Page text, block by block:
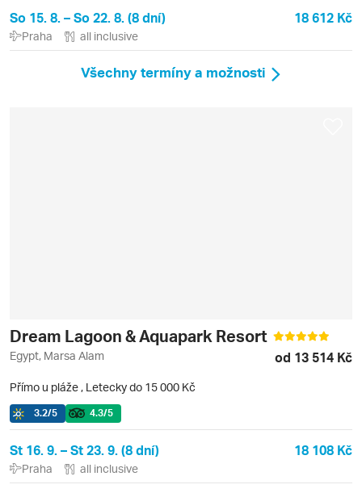
So 15. 8. – So 22. 8. (8 dní) 18 612 Kč
Praha all inclusive
Všechny termíny a možnosti
Dream Lagoon & Aquapark Resort
Egypt, Marsa Alam od 13 514 Kč
Přímo u pláže , Letecky do 15 000 Kč
3.2/5 4.3/5
St 16. 9. – St 23. 9. (8 dní) 18 108 Kč
Praha all inclusive